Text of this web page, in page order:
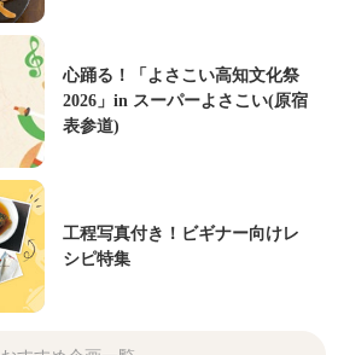
心踊る！「よさこい高知文化祭
2026」in スーパーよさこい(原宿
表参道)
工程写真付き！ビギナー向けレ
シピ特集